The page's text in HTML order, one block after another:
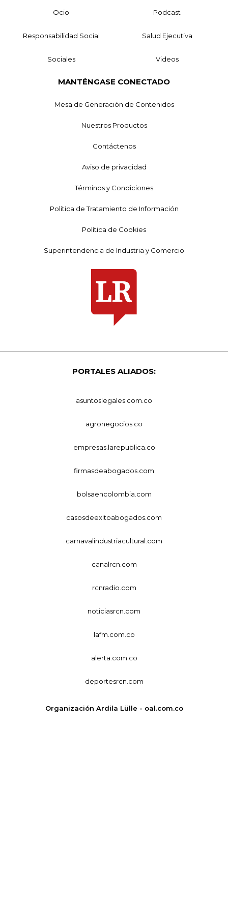
Ocio Podcast
Responsabilidad Social Salud Ejecutiva
Sociales Videos
MANTÉNGASE CONECTADO
Mesa de Generación de Contenidos
Nuestros Productos
Contáctenos
Aviso de privacidad
Términos y Condiciones
Política de Tratamiento de Información
Política de Cookies
Superintendencia de Industria y Comercio
PORTALES ALIADOS:
asuntoslegales.com.co
agronegocios.co
empresas.larepublica.co
firmasdeabogados.com
bolsaencolombia.com
casosdeexitoabogados.com
carnavalindustriacultural.com
canalrcn.com
rcnradio.com
noticiasrcn.com
lafm.com.co
alerta.com.co
deportesrcn.com
Organización Ardila Lülle - oal.com.co